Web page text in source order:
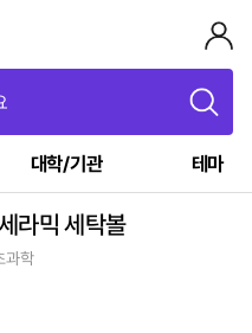
대학/기관 테마
라믹 세탁볼
과학